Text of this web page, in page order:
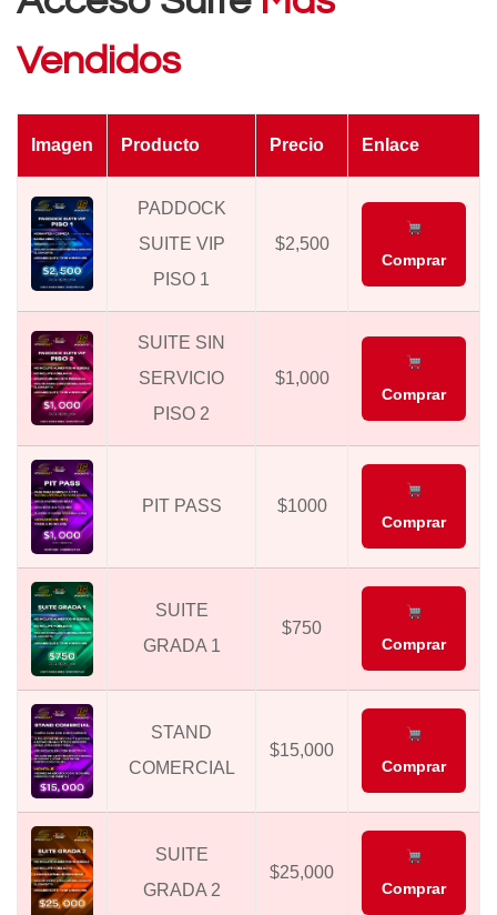
Vendidos
Imagen Producto Precio Enlace
PADDOCK
SUITE VIP
PISO 1
$2,500
Comprar
SUITE SIN
SERVICIO
PISO 2
$1,000
Comprar
PIT PASS $1000
Comprar
SUITE
GRADA 1
$750
Comprar
STAND
COMERCIAL
$15,000
Comprar
SUITE
GRADA 2
$25,000
Comprar